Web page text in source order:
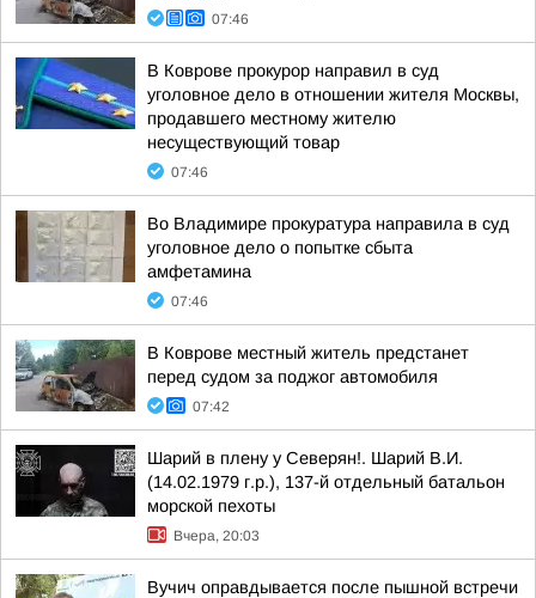
07:46
В Коврове прокурор направил в суд
уголовное дело в отношении жителя Москвы,
продавшего местному жителю
несуществующий товар
07:46
Во Владимире прокуратура направила в суд
уголовное дело о попытке сбыта
амфетамина
07:46
В Коврове местный житель предстанет
перед судом за поджог автомобиля
07:42
Шарий в плену у Северян!. Шарий В.И.
(14.02.1979 г.р.), 137-й отдельный батальон
морской пехоты
Вчера, 20:03
Вучич оправдывается после пышной встречи